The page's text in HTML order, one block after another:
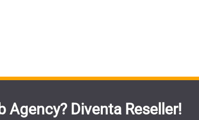
Agency? Diventa Reseller!